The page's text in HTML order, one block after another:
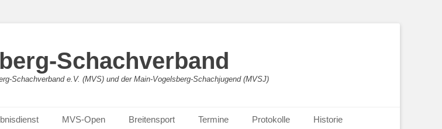
Schachverband
Schachverband e.V. (MVS) und der Main-Vogelsberg-Schachjugend (MVSJ)
MVS-Open Breitensport Termine Protokolle Historie